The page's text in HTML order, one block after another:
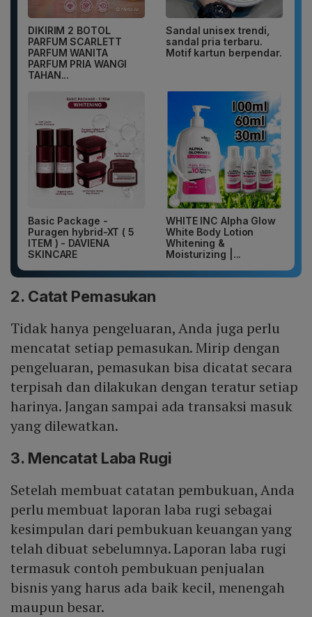
DIKIRIM 2 BOTOL
PARFUM SCARLETT
PARFUM WANITA
PARFUM PRIA WANGI
TAHAN...
Sandal unisex trendi,
sandal pria terbaru.
Motif kartun berpendar.
Basic Package -
Puragen hybrid-XT ( 5
ITEM ) - DAVIENA
SKINCARE
WHITE INC Alpha Glow
White Body Lotion
Whitening &
Moisturizing |...
2. Catat Pemasukan
Tidak hanya pengeluaran, Anda juga perlu
mencatat setiap pemasukan. Mirip dengan
pengeluaran, pemasukan bisa dicatat secara
terpisah dan dilakukan dengan teratur setiap
harinya. Jangan sampai ada transaksi masuk
yang dilewatkan.
3. Mencatat Laba Rugi
Setelah membuat catatan pembukuan, Anda
perlu membuat laporan laba rugi sebagai
kesimpulan dari pembukuan keuangan yang
telah dibuat sebelumnya. Laporan laba rugi
termasuk contoh pembukuan penjualan
bisnis yang harus ada baik kecil, menengah
maupun besar.